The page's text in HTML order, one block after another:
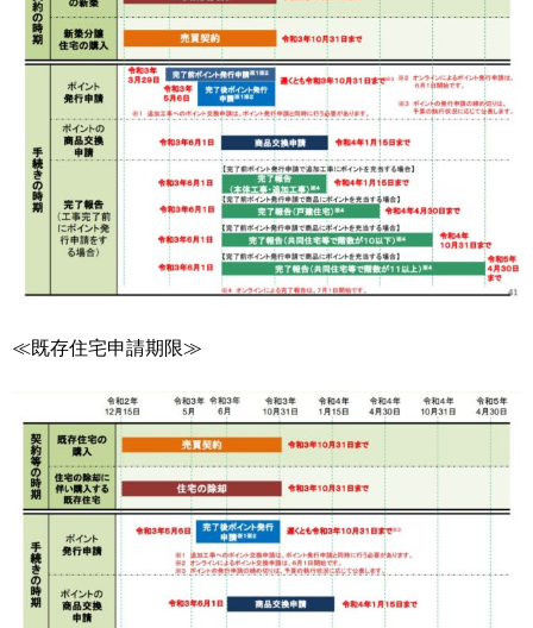
≪既存住宅申請期限≫